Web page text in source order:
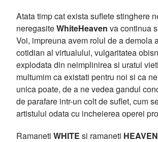
Atata timp cat exista suflete stinghere
neregasiteWhiteHeaven va continua
Voi, impreuna avem rolul de a demola
cotidian al virtualului, vulgaritatea
explodata din neimplinirea si uratul
multumim ca existati pentru noi si ca
unica poate, de a ne vedea gandul
de parafare intr-un colt de suflet, cum
artistului odata cu incheierea operei
Ramaneti WHITE si ramaneti HEAVEN